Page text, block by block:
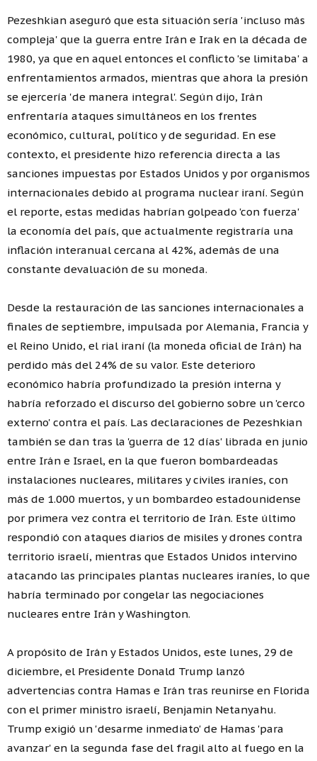
Pezeshkian aseguró que esta situación sería 'incluso más
compleja' que la guerra entre Irán e Irak en la década de
1980, ya que en aquel entonces el conflicto 'se limitaba' a
enfrentamientos armados, mientras que ahora la presión
se ejercería 'de manera integral'. Según dijo, Irán
enfrentaría ataques simultáneos en los frentes
económico, cultural, político y de seguridad. En ese
contexto, el presidente hizo referencia directa a las
sanciones impuestas por Estados Unidos y por organismos
internacionales debido al programa nuclear iraní. Según
el reporte, estas medidas habrían golpeado 'con fuerza'
la economía del país, que actualmente registraría una
inflación interanual cercana al 42%, además de una
constante devaluación de su moneda.
Desde la restauración de las sanciones internacionales a
finales de septiembre, impulsada por Alemania, Francia y
el Reino Unido, el rial iraní (la moneda oficial de Irán) ha
perdido más del 24% de su valor. Este deterioro
económico habría profundizado la presión interna y
habría reforzado el discurso del gobierno sobre un 'cerco
externo' contra el país. Las declaraciones de Pezeshkian
también se dan tras la 'guerra de 12 días' librada en junio
entre Irán e Israel, en la que fueron bombardeadas
instalaciones nucleares, militares y civiles iraníes, con
más de 1.000 muertos, y un bombardeo estadounidense
por primera vez contra el territorio de Irán. Este último
respondió con ataques diarios de misiles y drones contra
territorio israelí, mientras que Estados Unidos intervino
atacando las principales plantas nucleares iraníes, lo que
habría terminado por congelar las negociaciones
nucleares entre Irán y Washington.
A propósito de Irán y Estados Unidos, este lunes, 29 de
diciembre, el Presidente Donald Trump lanzó
advertencias contra Hamas e Irán tras reunirse en Florida
con el primer ministro israelí, Benjamin Netanyahu.
Trump exigió un 'desarme inmediato' de Hamas 'para
avanzar' en la segunda fase del fragil alto al fuego en la